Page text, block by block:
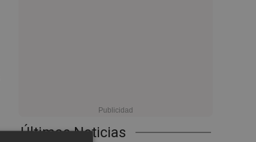
Últimas Noticias